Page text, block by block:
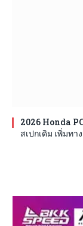
2026 Honda
สเปกเดิม เพิ่มท